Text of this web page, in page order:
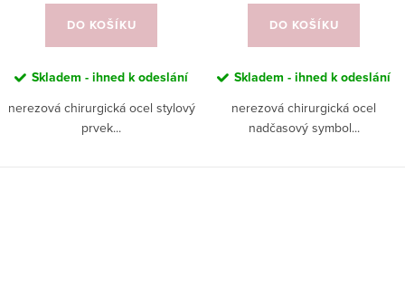
DO KOŠÍKU
Skladem - ihned k odeslání
nerezová chirurgická ocel stylový
prvek...
DO KOŠÍKU
Skladem - ihned k odeslání
nerezová chirurgická ocel
nadčasový symbol...